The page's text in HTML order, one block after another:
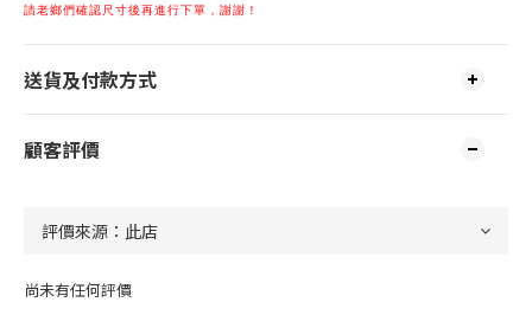
請老鄉們確認尺寸後再進行下單，謝謝！
送貨及付款方式
顧客評價
尚未有任何評價